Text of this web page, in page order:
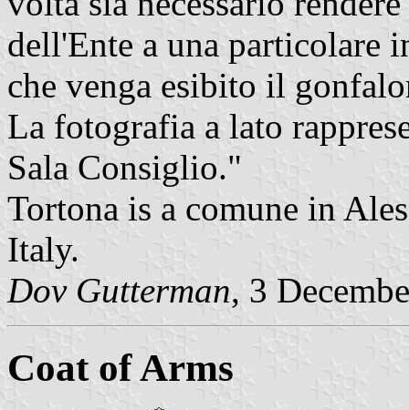
dell'Ente a una particolare
che venga esibito il
La fotografia a lato
Sala Consiglio."
Tortona is a comune in
Italy.
Dov Gutterman, 3
Coat of Arms